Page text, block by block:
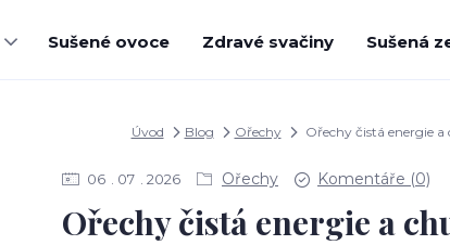
Sušené ovoce Zdravé svačiny Sušená
Úvod Blog Ořechy Ořechy čistá energie
06 07 2026 Ořechy Komentáře (0)
Ořechy čistá energie a